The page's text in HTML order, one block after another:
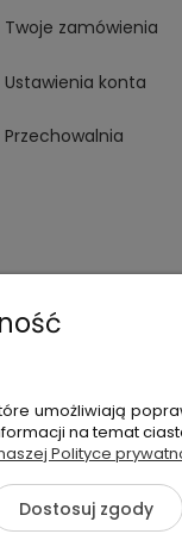
Twoje zamówienia
Ustawienia konta
Przechowalnia
+48 720
Sp. z o. o. | ul.
umożliwiają
na temat
Polityce
Dostosuj zgody